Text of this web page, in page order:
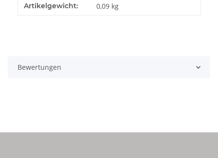
Produkteigenschaft
Wert
Artikelgewicht: 0,09 kg
Bewertungen